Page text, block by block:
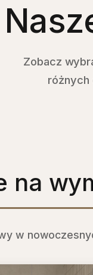
Zobacz
różnych
na
w